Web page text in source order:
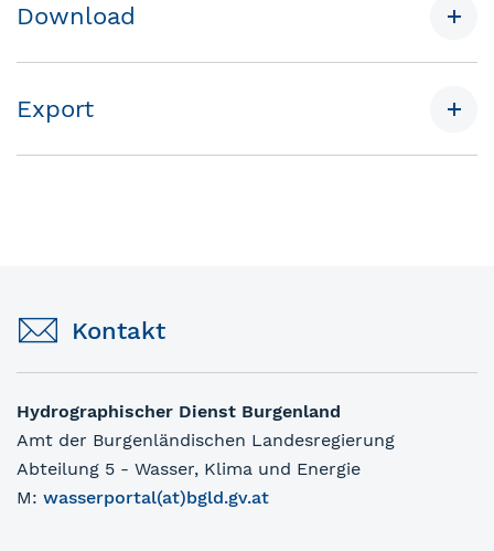
Download
Export
Kontakt
Hydrographischer Dienst Burgenland
Amt der Burgenländischen Landesregierung
Abteilung 5 - Wasser, Klima und Energie
M: wasserportal(at)bgld.gv.at